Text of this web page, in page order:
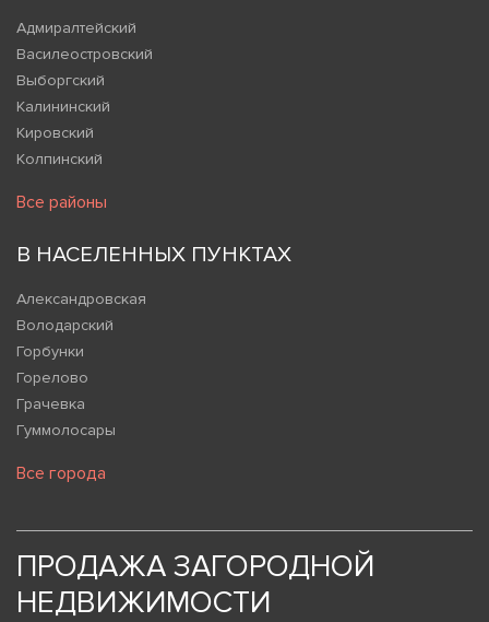
Адмиралтейский
Василеостровский
Выборгский
Калининский
Кировский
Колпинский
Все районы
В НАСЕЛЕННЫХ ПУНКТАХ
Александровская
Володарский
Горбунки
Горелово
Грачевка
Гуммолосары
Все города
ПРОДАЖА ЗАГОРОДНОЙ
НЕДВИЖИМОСТИ